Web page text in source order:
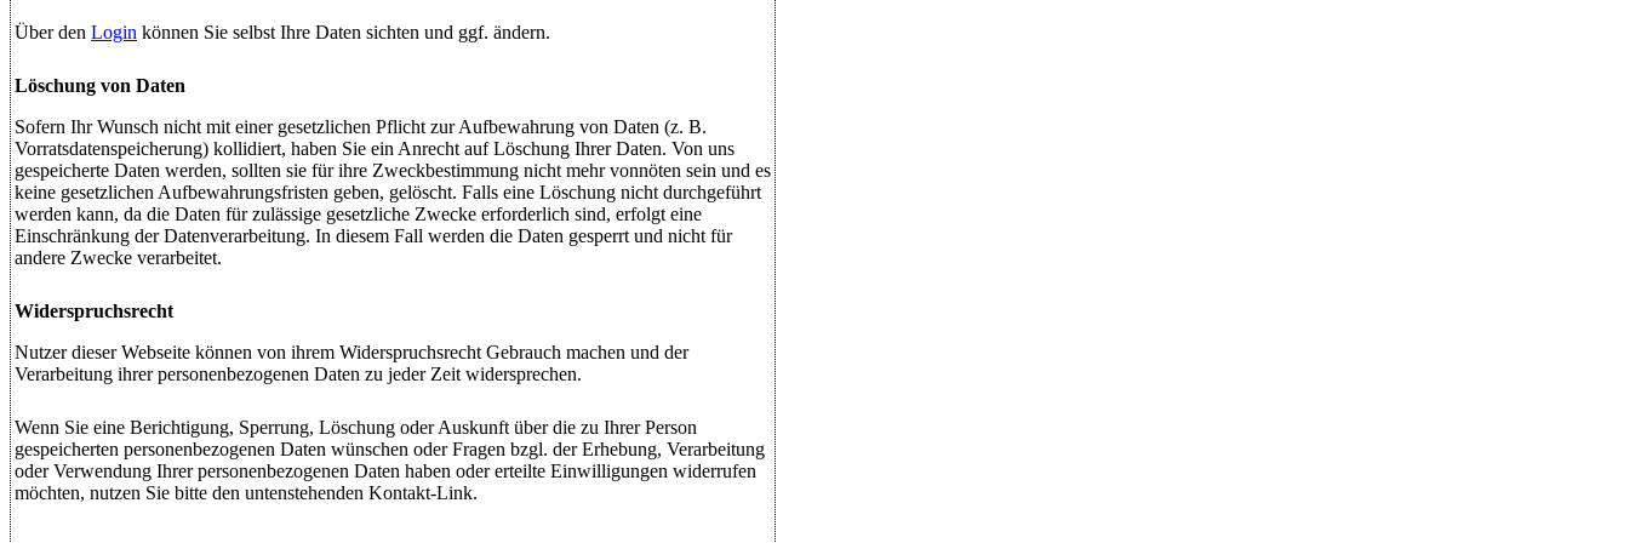
Über den Login können Sie selbst Ihre Daten sichten und ggf. ändern.
Löschung von Daten
Sofern Ihr Wunsch nicht mit einer gesetzlichen Pflicht zur Aufbewahrung von Daten (z. B.
Vorratsdatenspeicherung) kollidiert, haben Sie ein Anrecht auf Löschung Ihrer Daten. Von uns
gespeicherte Daten werden, sollten sie für ihre Zweckbestimmung nicht mehr vonnöten sein und es
keine gesetzlichen Aufbewahrungsfristen geben, gelöscht. Falls eine Löschung nicht durchgeführt
werden kann, da die Daten für zulässige gesetzliche Zwecke erforderlich sind, erfolgt eine
Einschränkung der Datenverarbeitung. In diesem Fall werden die Daten gesperrt und nicht für
andere Zwecke verarbeitet.
Widerspruchsrecht
Nutzer dieser Webseite können von ihrem Widerspruchsrecht Gebrauch machen und der
Verarbeitung ihrer personenbezogenen Daten zu jeder Zeit widersprechen.
Wenn Sie eine Berichtigung, Sperrung, Löschung oder Auskunft über die zu Ihrer Person
gespeicherten personenbezogenen Daten wünschen oder Fragen bzgl. der Erhebung, Verarbeitung
oder Verwendung Ihrer personenbezogenen Daten haben oder erteilte Einwilligungen widerrufen
möchten, nutzen Sie bitte den untenstehenden Kontakt-Link.